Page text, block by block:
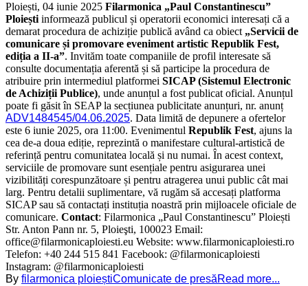
Ploiești, 04 iunie 2025 Filarmonica „Paul Constantinescu”
Ploiești informează publicul și operatorii economici interesați că a
demarat procedura de achiziție publică având ca obiect „Servicii de
comunicare și promovare eveniment artistic Republik Fest,
ediția a II-a”. Invităm toate companiile de profil interesate să
consulte documentația aferentă și să participe la procedura de
atribuire prin intermediul platformei SICAP (Sistemul Electronic
de Achiziții Publice), unde anunțul a fost publicat oficial. Anunțul
poate fi găsit în SEAP la secțiunea publicitate anunțuri, nr. anunț
ADV1484545/04.06.2025. Data limită de depunere a ofertelor
este 6 iunie 2025, ora 11:00. Evenimentul Republik Fest, ajuns la
cea de-a doua ediție, reprezintă o manifestare cultural-artistică de
referință pentru comunitatea locală și nu numai. În acest context,
serviciile de promovare sunt esențiale pentru asigurarea unei
vizibilități corespunzătoare și pentru atragerea unui public cât mai
larg. Pentru detalii suplimentare, vă rugăm să accesați platforma
SICAP sau să contactați instituția noastră prin mijloacele oficiale de
comunicare. Contact: Filarmonica „Paul Constantinescu” Ploiești
Str. Anton Pann nr. 5, Ploieşti, 100023 Email:
office@filarmonicaploiesti.eu Website: www.filarmonicaploiesti.ro
Telefon: +40 244 515 841 Facebook: @filarmonicaploiesti
Instagram: @filarmonicaploiesti
By filarmonica ploieștiComunicate de presăRead more...